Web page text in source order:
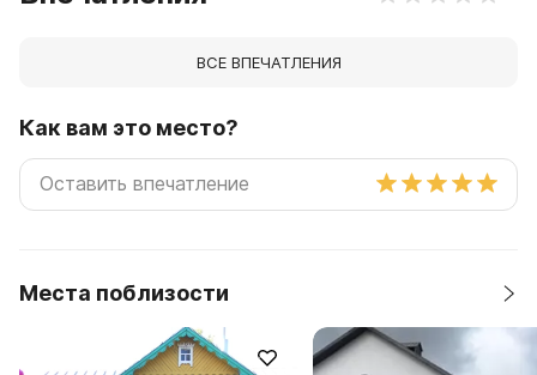
ВСЕ ВПЕЧАТЛЕНИЯ
Как вам это место?
Места поблизости